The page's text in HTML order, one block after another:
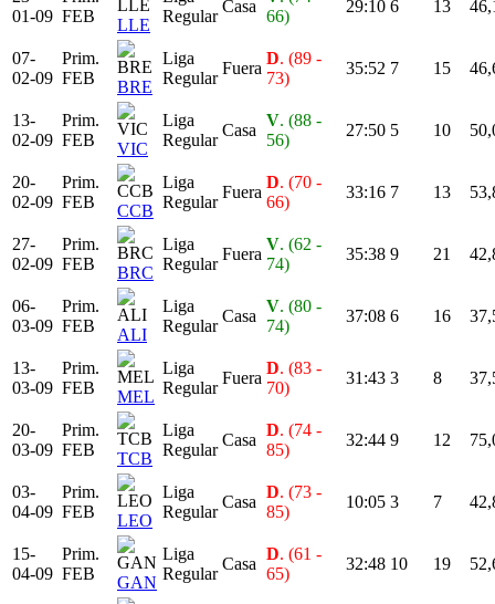
01-09 FEB
LLE
Regular
Casa
66)
29:10 6 13
07-
02-09
Prim.
FEB
BRE
Liga
Regular
Fuera
D. (89 -
73)
35:52 7 15
13-
02-09
Prim.
FEB
VIC
Liga
Regular
Casa
V. (88 -
56)
27:50 5 10
20-
02-09
Prim.
FEB
CCB
Liga
Regular
Fuera
D. (70 -
66)
33:16 7 13
27-
02-09
Prim.
FEB
BRC
Liga
Regular
Fuera
V. (62 -
74)
35:38 9 21
06-
03-09
Prim.
FEB
ALI
Liga
Regular
Casa
V. (80 -
74)
37:08 6 16
13-
03-09
Prim.
FEB
MEL
Liga
Regular
Fuera
D. (83 -
70)
31:43 3 8
20-
03-09
Prim.
FEB
TCB
Liga
Regular
Casa
D. (74 -
85)
32:44 9 12
03-
04-09
Prim.
FEB
LEO
Liga
Regular
Casa
D. (73 -
85)
10:05 3 7
15-
04-09
Prim.
FEB
GAN
Liga
Regular
Casa
D. (61 -
65)
32:48 10 19